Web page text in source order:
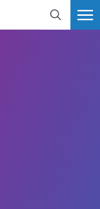
BUSCAR MÁS